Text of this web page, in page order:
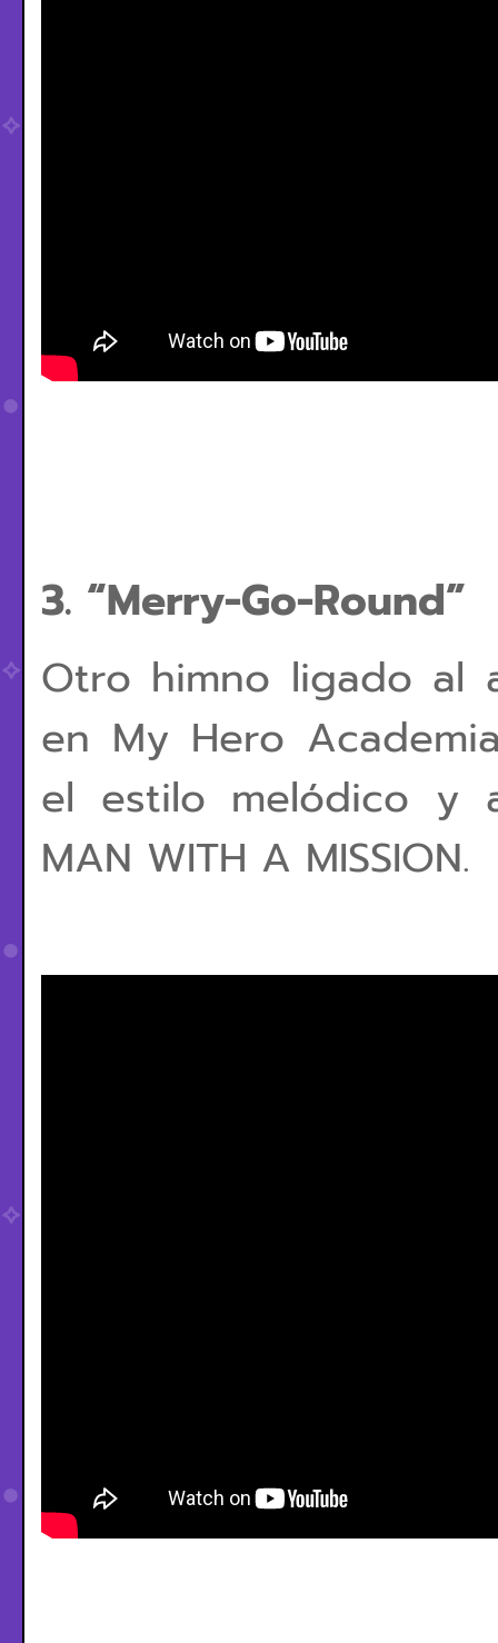
3. “Merry-Go-Round”
Otro himno ligado al
en My Hero
el estilo melódico y
MAN WITH A MISSION.